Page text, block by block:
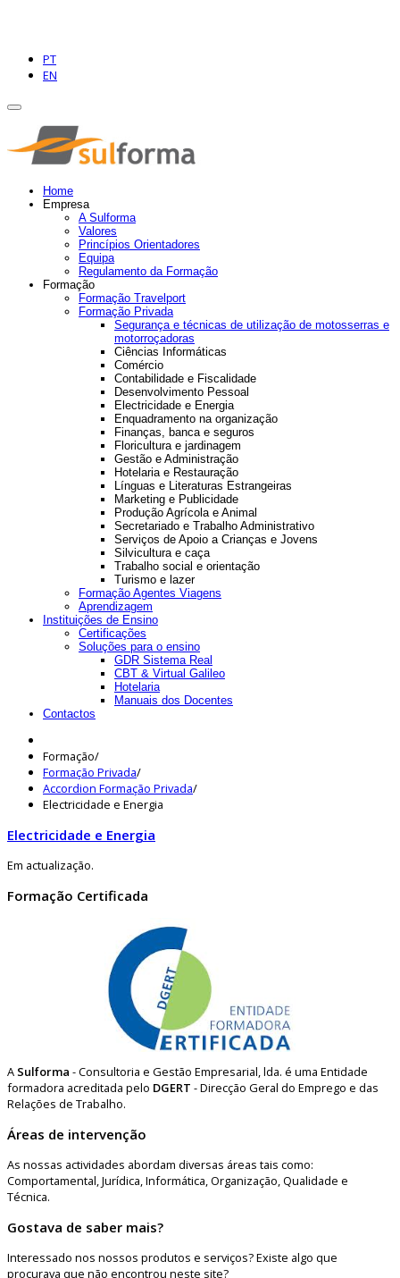
PT
EN
Home
Empresa
A Sulforma
Valores
Princípios Orientadores
Equipa
Regulamento da Formação
Formação
Formação Travelport
Formação Privada
Segurança e técnicas de utilização de motosserras e
motorroçadoras
Ciências Informáticas
Comércio
Contabilidade e Fiscalidade
Desenvolvimento Pessoal
Electricidade e Energia
Enquadramento na organização
Finanças, banca e seguros
Floricultura e jardinagem
Gestão e Administração
Hotelaria e Restauração
Línguas e Literaturas Estrangeiras
Marketing e Publicidade
Produção Agrícola e Animal
Secretariado e Trabalho Administrativo
Serviços de Apoio a Crianças e Jovens
Silvicultura e caça
Trabalho social e orientação
Turismo e lazer
Formação Agentes Viagens
Aprendizagem
Instituições de Ensino
Certificações
Soluções para o ensino
GDR Sistema Real
CBT & Virtual Galileo
Hotelaria
Manuais dos Docentes
Contactos
Formação/
Formação Privada/
Accordion Formação Privada/
Electricidade e Energia
Electricidade e Energia
Em actualização.
Formação Certificada
A Sulforma - Consultoria e Gestão Empresarial, lda. é uma Entidade
formadora acreditada pelo DGERT - Direcção Geral do Emprego e das
Relações de Trabalho.
Áreas de intervenção
As nossas actividades abordam diversas áreas tais como:
Comportamental, Jurídica, Informática, Organização, Qualidade e
Técnica.
Gostava de saber mais?
Interessado nos nossos produtos e serviços? Existe algo que
procurava que não encontrou neste site?